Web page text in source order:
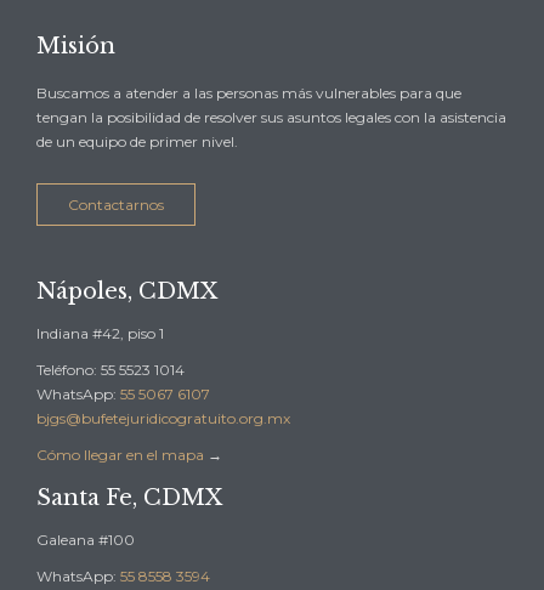
Misión
Buscamos a atender a las personas más vulnerables para que
tengan la posibilidad de resolver sus asuntos legales con la asistencia
de un equipo de primer nivel.
Contactarnos
Nápoles, CDMX
Indiana #42, piso 1
Teléfono: 55 5523 1014
WhatsApp: 55 5067 6107
bjgs@bufetejuridicogratuito.org.mx
Cómo llegar en el mapa →
Santa Fe, CDMX
Galeana #100
WhatsApp: 55 8558 3594